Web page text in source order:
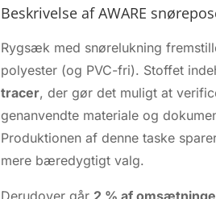
Beskrivelse af AWARE
Rygsæk med snørelukning
polyester (og PVC-fri). Stoffet
tracer, der gør det muligt at
genanvendte materiale og
Produktionen af denne taske
mere bæredygtigt valg.